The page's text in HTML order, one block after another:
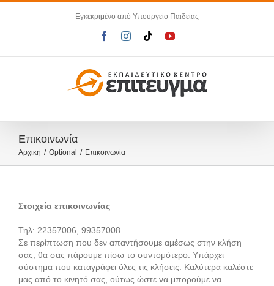
Εγκεκριμένο από Υπουργείο Παιδείας
FacebookInstagram
TiktokYouTube
Επικοινωνία
Αρχική Optional Επικοινωνία
Στοιχεία επικοινωνίας
Τηλ: 22357006, 99357008
Σε περίπτωση που δεν απαντήσουμε αμέσως στην κλήση
σας, θα σας πάρουμε πίσω το συντομότερο. Υπάρχει
σύστημα που καταγράφει όλες τις κλήσεις. Καλύτερα καλέστε
μας από το κινητό σας, ούτως ώστε να μπορούμε να